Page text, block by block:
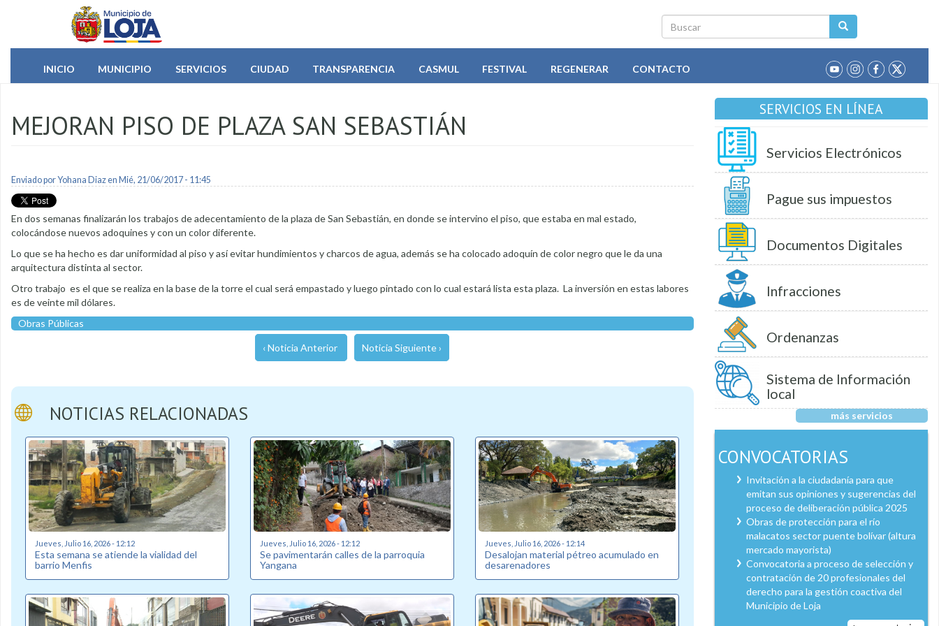
Pasar al contenido principal
Buscar
INICIO
MUNICIPIO SERVICIOS CIUDAD TRANSPARENCIA CASMUL FESTIVAL REGENERAR CONTACTO
MEJORAN PISO DE PLAZA SAN SEBASTIÁN
Enviado porYohana Diazen Mié, 21/06/2017 - 11:45
En dos semanas finalizarán los trabajos de adecentamiento de la plaza de San Sebastián, en donde se intervino el piso, que estaba en mal estado,
colocándose nuevos adoquines y con un color diferente.
Lo que se ha hecho es dar uniformidad al piso y así evitar hundimientos y charcos de agua, además se ha colocado adoquín de color negro que le da una
arquitectura distinta al sector.
Otro trabajo es el que se realiza en la base de la torre el cual será empastado y luego pintado con lo cual estará lista esta plaza. La inversión en estas labores
es de veinte mil dólares.
Obras Públicas
‹ Noticia Anterior Noticia Siguiente ›
NOTICIAS RELACIONADAS
Jueves, Julio 16, 2026 - 12:12
Esta semana se atiende la vialidad del
barrio Menfis
Jueves, Julio 16, 2026 - 12:12
Se pavimentarán calles de la parroquia
Yangana
Jueves, Julio 16, 2026 - 12:14
Desalojan material pétreo acumulado en
desarenadores
SERVICIOS EN LÍNEA
Servicios Electrónicos
Pague sus impuestos
Documentos Digitales
Infracciones
Ordenanzas
Sistema de Información
local
más servicios
CONVOCATORIAS
Invitación a la ciudadanía para que
emitan sus opiniones y sugerencias del
proceso de deliberación pública 2025
Obras de protección para el río
malacatos sector puente bolívar (altura
mercado mayorista)
Convocatoria a proceso de selección y
contratación de 20 profesionales del
derecho para la gestión coactiva del
Municipio de Loja